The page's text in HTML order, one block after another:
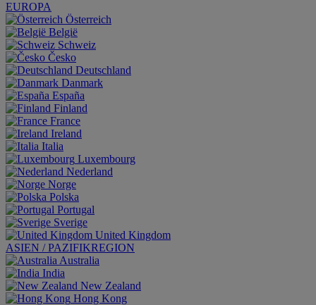
EUROPA
Österreich
België
Schweiz
Česko
Deutschland
Danmark
España
Finland
France
Ireland
Italia
Luxembourg
Nederland
Norge
Polska
Portugal
Sverige
United Kingdom
ASIEN / PAZIFIKREGION
Australia
India
New Zealand
Hong Kong